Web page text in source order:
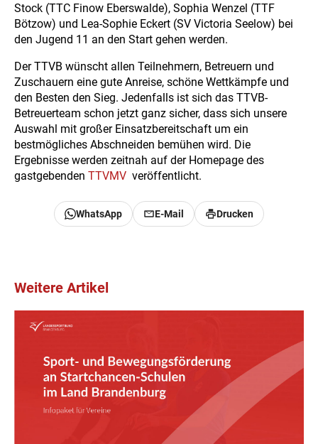
Stock (TTC Finow Eberswalde), Sophia Wenzel (TTF
Bötzow) und Lea-Sophie Eckert (SV Victoria Seelow) bei
den Jugend 11 an den Start gehen werden.
Der TTVB wünscht allen Teilnehmern, Betreuern und
Zuschauern eine gute Anreise, schöne Wettkämpfe und
den Besten den Sieg. Jedenfalls ist sich das TTVB-
Betreuerteam schon jetzt ganz sicher, dass sich unsere
Auswahl mit großer Einsatzbereitschaft um ein
bestmögliches Abschneiden bemühen wird. Die
Ergebnisse werden zeitnah auf der Homepage des
gastgebenden TTVMV veröffentlicht.
WhatsApp E-Mail Drucken
Weitere Artikel